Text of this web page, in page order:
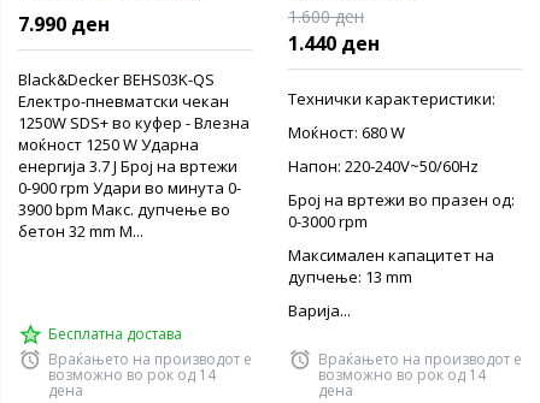
7.990 ден
Black&Decker BEHS03K-QS
Електро-пневматски чекан
1250W SDS+ во куфер - Влезна
моќност 1250 W Ударна
енергија 3.7 Ј Број на вртежи
0-900 rpm Удари во минута 0-
3900 bpm Макс. дупчење во
бетон 32 mm М...
Бесплатна достава
Враќањето на производот е
возможно во рок од 14
дена
1.600 ден
1.440 ден
Технички карактеристики:
Моќност: 680 W
Напон: 220-240V~50/60Hz
Број на вртежи во празен од:
0-3000 rpm
Максимален капацитет на
дупчење: 13 mm
Варија...
Враќањето на производот е
возможно во рок од 14
дена